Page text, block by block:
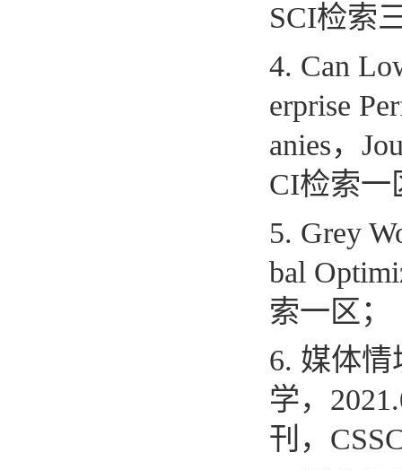
SCI检索
4. Can
erprise
anies，
CI检索一
5. Grey
bal
索一区；
6. 媒体情
学，
刊，